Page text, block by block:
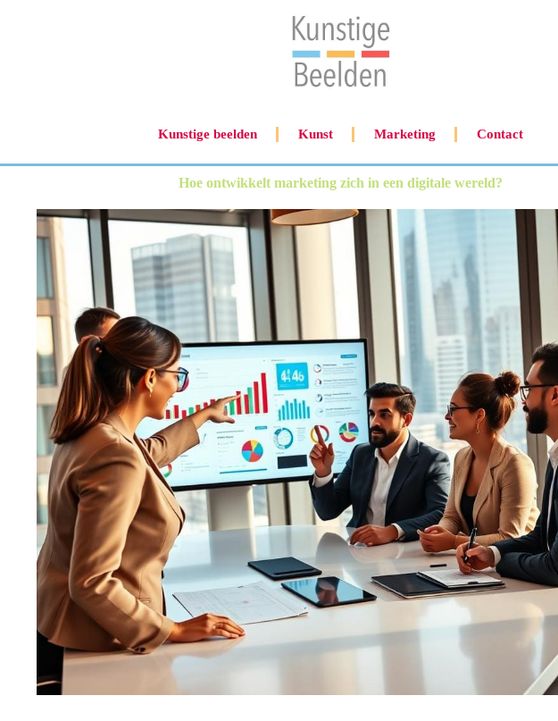
Kunstige beelden Kunst Marketing Contact
Hoe ontwikkelt marketing zich in een digitale wereld?